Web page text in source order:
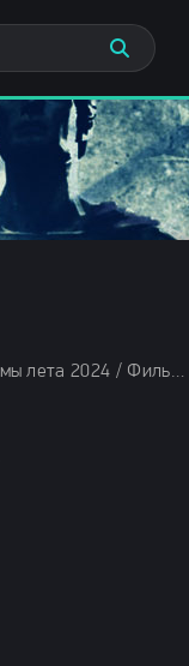
Ужасы 2024 / Зарубежные фильмы 2024 / Новинки кино 2024 / Последние фильмы 2024 / Фильмы лета 2024 / Фильмы 2024 / Популярные фильмы / Смотреть фильмы онлайн